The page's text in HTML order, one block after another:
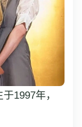
1997年，